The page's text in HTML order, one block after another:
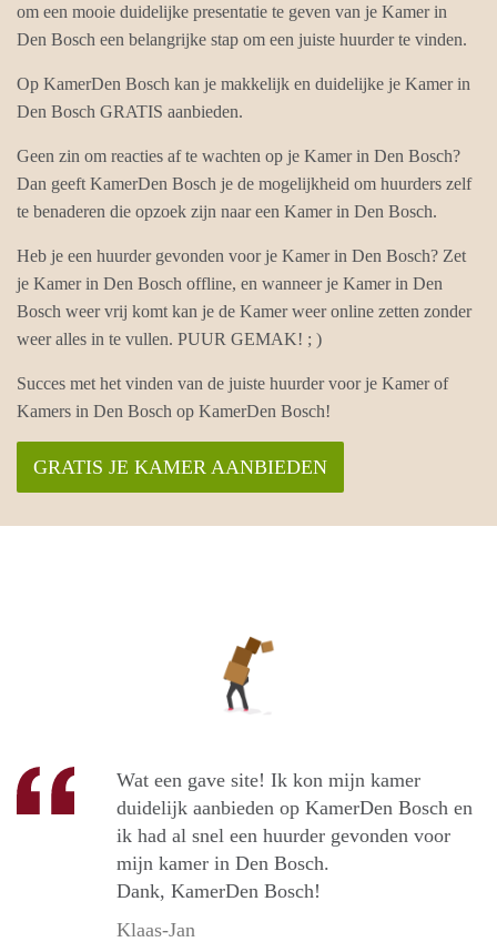
om een mooie duidelijke presentatie te geven van je Kamer in
Den Bosch een belangrijke stap om een juiste huurder te vinden.
Op KamerDen Bosch kan je makkelijk en duidelijke je Kamer in
Den Bosch GRATIS aanbieden.
Geen zin om reacties af te wachten op je Kamer in Den Bosch?
Dan geeft KamerDen Bosch je de mogelijkheid om huurders zelf
te benaderen die opzoek zijn naar een Kamer in Den Bosch.
Heb je een huurder gevonden voor je Kamer in Den Bosch? Zet
je Kamer in Den Bosch offline, en wanneer je Kamer in Den
Bosch weer vrij komt kan je de Kamer weer online zetten zonder
weer alles in te vullen. PUUR GEMAK! ; )
Succes met het vinden van de juiste huurder voor je Kamer of
Kamers in Den Bosch op KamerDen Bosch!
GRATIS JE KAMER AANBIEDEN
Wat een gave site! Ik kon mijn kamer
duidelijk aanbieden op KamerDen Bosch en
ik had al snel een huurder gevonden voor
mijn kamer in Den Bosch.
Dank, KamerDen Bosch!
Klaas-Jan